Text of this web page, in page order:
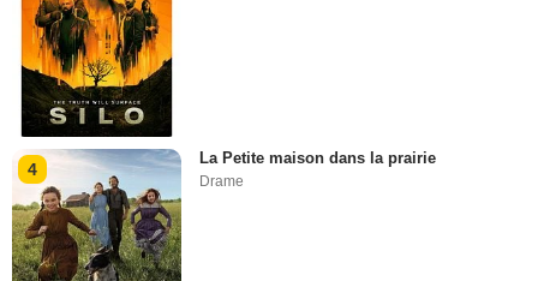
4
La Petite maison dans la prairie
Drame